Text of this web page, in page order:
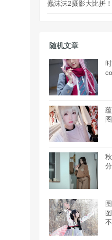
蠢沫沫2摄影大比拼
随机文章